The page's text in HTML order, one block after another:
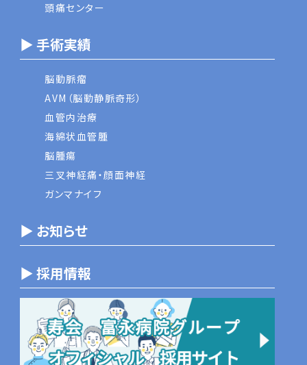
頭痛センター
▶ 手術実績
脳動脈瘤
AVM（脳動静脈奇形）
血管内治療
海綿状血管腫
脳腫瘍
三叉神経痛・顔面神経
ガンマナイフ
▶ お知らせ
▶ 採用情報